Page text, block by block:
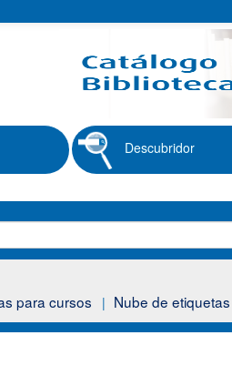
Descubridor
para cursos Nube de etiquetas